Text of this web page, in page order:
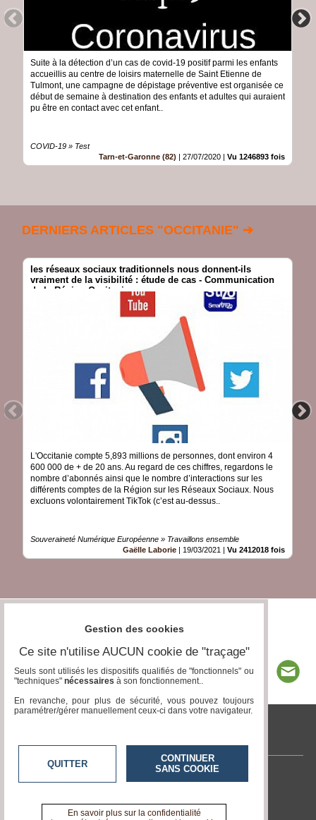
Suite à la détection d’un cas de covid-19 positif parmi les enfants
accueillis au centre de loisirs maternelle de Saint Etienne de
Tulmont, une campagne de dépistage préventive est organisée ce
début de semaine à destination des enfants et adultes qui auraient
pu être en contact avec cet enfant..
COVID-19 » Test
Tarn-et-Garonne (82)
27/07/2020 Vu 1246893 fois
DERNIERS ARTICLES "OCCITANIE" ➔
les réseaux sociaux traditionnels nous donnent-ils
vraiment de la visibilité : étude de cas - Communication
de la Région Occitanie
L'Occitanie compte 5,893 millions de personnes, dont environ 4
600 000 de + de 20 ans. Au regard de ces chiffres, regardons le
nombre d’abonnés ainsi que le nombre d’interactions sur les
différents comptes de la Région sur les Réseaux Sociaux. Nous
excluons volontairement TikTok (c’est au-dessus..
Souveraineté Numérique Européenne » Travaillons ensemble
Gaëlle Laborie | 19/03/2021 | Vu 2412018 fois
tvcitoyenne.com
Contactez-nous
A propos de tvcitoyenne.com
Gestion des cookies
Ce site n'utilise AUCUN cookie de "traçage"
Seuls sont utilisés les dispositifs qualifiés de "fonctionnels" ou
"techniques" nécessaires à son fonctionnement..
En revanche, pour plus de sécurité, vous pouvez toujours
paramétrer/gérer manuellement ceux-ci dans votre navigateur.
QUITTER
CONTINUER
SANS COOKIE
En savoir plus sur la confidentialité